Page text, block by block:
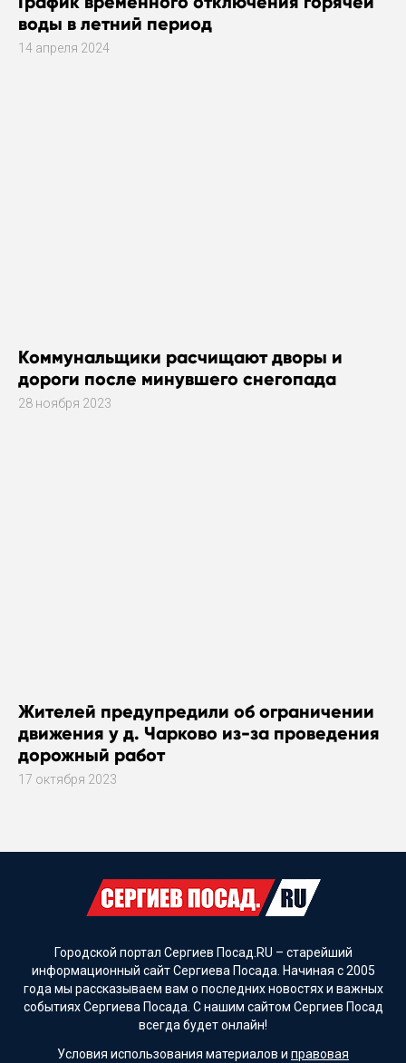
воды в летний период
14 апреля 2024
Коммунальщики расчищают дворы и
дороги после минувшего снегопада
28 ноября 2023
Жителей предупредили об ограничении
движения у д. Чарково из-за проведения
дорожный работ
17 октября 2023
Городской портал Сергиев Посад.RU – старейший
информационный сайт Сергиева Посада. Начиная с 2005
года мы рассказываем вам о последних новостях и важных
событиях Сергиева Посада. С нашим сайтом Сергиев Посад
всегда будет онлайн!
Условия использования материалов и правовая